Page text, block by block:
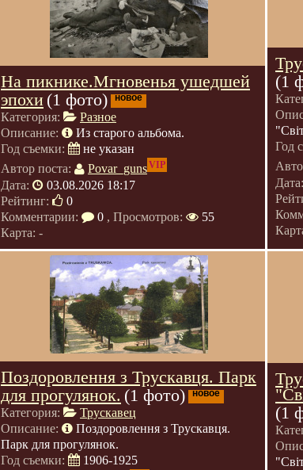
На пикнике.Мгновенья ушедшей
эпохи (1 фото) новое
Категория:
Разное
Описание:
Из старого альбома.
Год съемки:
не указан
Автор поста:
Povar_gunsVIP
Дата:
03.08.2026 18:17
Рейтинг:
0
Комментарии:
0 , Просмотров:
55
Карта: -
(1
Год
Дата:
Поздоровлення з Трускавця. Парк
для прогулянок. (1 фото) новое
Категория:
Трускавец
Описание:
Поздоровлення з Трускавця.
Парк для прогулянок.
Год съемки:
1906-1925
(1